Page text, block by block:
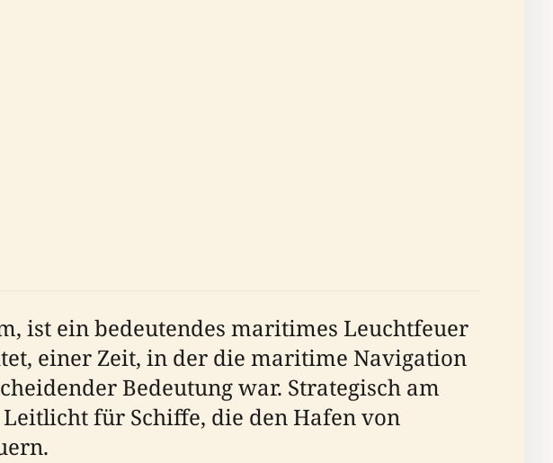
ist ein bedeutendes maritimes Leuchtfeuer
einer Zeit, in der die maritime Navigation
Bedeutung war. Strategisch am
für Schiffe, die den Hafen von